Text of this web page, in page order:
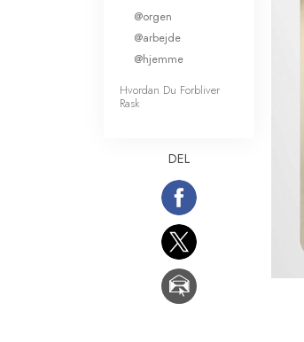
@orgen
@arbejde
@hjemme
Hvordan Du Forbliver
Rask
DEL